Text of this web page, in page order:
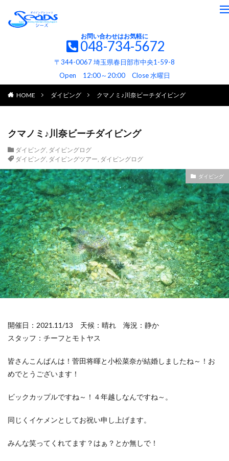
お問い合わせはお気軽に
048-734-5672
〒344-0067 埼玉県春日部市中央1-59-8
Open 12:00～20:00 Close 水曜日
HOME ダイビング クマノミ♪川奈ビーチダイビング
クマノミ♪川奈ビーチダイビング
ダイビング, ダイビングログ
ダイビング, ダイビングツアー, ダイビングログ
ダイビング
開催日：2021.11/13 天候：晴れ 海況：静か
スタッフ：チーフとモトヤス
皆さんこんばんは！菅田将暉と小松菜奈が結婚しましたね～！お
めでとうございます！
ビックカップルですね～！４年越しなんですね～。
同じくイケメンとしてお祝い申し上げます。
みんな笑ってくれてます？はぁ？とか無しで！